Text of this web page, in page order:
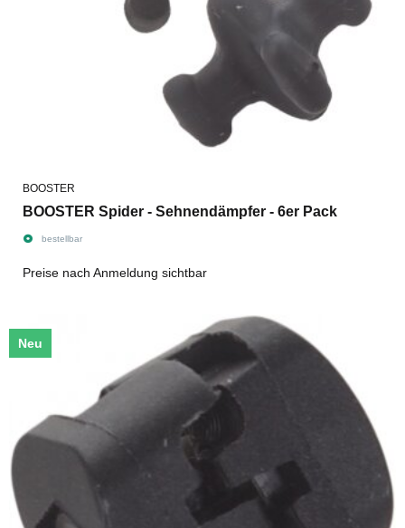
BOOSTER
BOOSTER Spider - Sehnendämpfer - 6er Pack
bestellbar
Preise nach Anmeldung sichtbar
Neu